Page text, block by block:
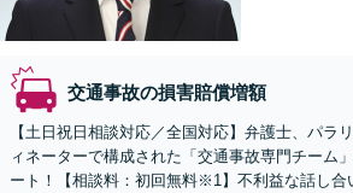
交通事故の損害賠償増額
【土日祝日相談対応／全国対応】弁護士、パラ
ィネーターで構成された「交通事故専門チーム
ート！【相談料：初回無料※1】不利益な話し合